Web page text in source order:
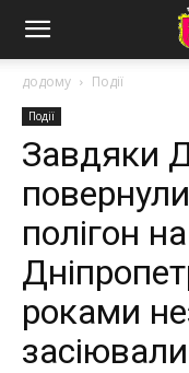
додому Події
Події
Завдяки
полігон на
роками
засіювали